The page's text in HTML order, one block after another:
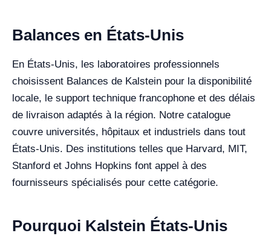
Balances en États-Unis
En États-Unis, les laboratoires professionnels
choisissent Balances de Kalstein pour la disponibilité
locale, le support technique francophone et des délais
de livraison adaptés à la région. Notre catalogue
couvre universités, hôpitaux et industriels dans tout
États-Unis. Des institutions telles que Harvard, MIT,
Stanford et Johns Hopkins font appel à des
fournisseurs spécialisés pour cette catégorie.
Pourquoi Kalstein États-Unis